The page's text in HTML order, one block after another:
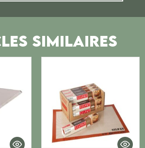
SIMILAIRES